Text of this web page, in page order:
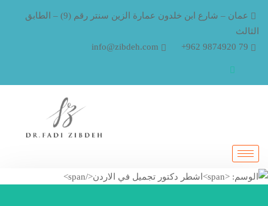
عمان – شارع ابن خلدون عمارة الزين سنتر رقم (9) – الطابق
الثالث